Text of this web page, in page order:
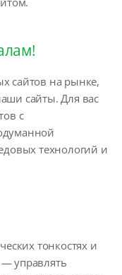
сайтов на рынке,
сайты. Для вас
с
технологий и
тонкостях и
управлять